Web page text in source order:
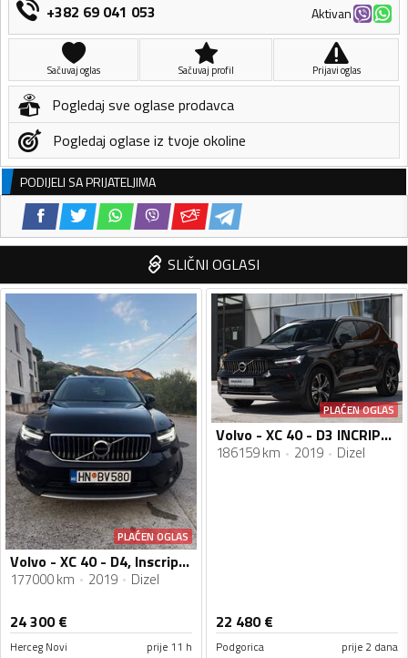
+382 69 041 053 Aktivan
Sačuvaj oglas Sačuvaj profil Prijavi oglas
Pogledaj sve oglase prodavca
Pogledaj oglase iz tvoje okoline
PODIJELI SA PRIJATELJIMA
SLIČNI OGLASI
PLAĆEN OGLAS
Volvo - XC 40 - D4, Inscription
177000 km 2019 Dizel
24 300€
Herceg Novi prije 11 h
PLAĆEN OGLAS
Volvo - XC 40 - D3 INCRIPTION
186159 km 2019 Dizel
22 480€
Podgorica prije 2 dana